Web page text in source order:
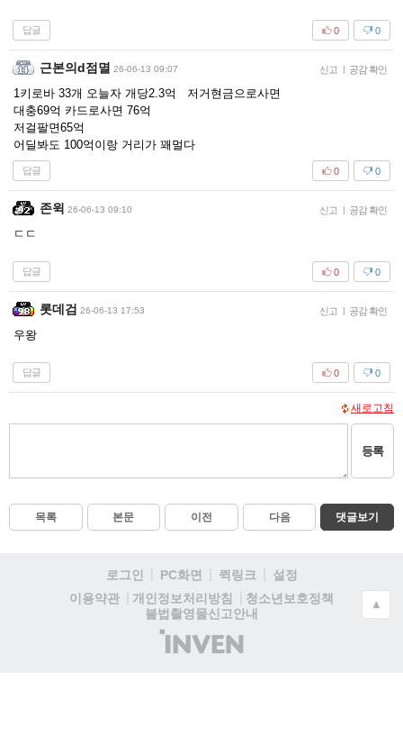
답글 0
0
근본의d점멸 26-06-13 09:07 신고 | 공감 확인
1키로바 33개 오늘자 개당2.3억 저거현금으로사면
대충69억 카드로사면 76억
저걸팔면65억
어딜봐도 100억이랑 거리가 꽤멀다
답글 0
0
존윅 26-06-13 09:10 신고 | 공감 확인
ㄷㄷ
답글 0
0
롯데검 26-06-13 17:53 신고 | 공감 확인
우왕
답글 0
0
새로고침
등록
목록 본문 이전 다음 댓글보기
로그인 PC화면 퀵링크
설정
이용약관
개인정보처리방침
청소년보호정책
불법촬영물신고안내
(주)
인
▲